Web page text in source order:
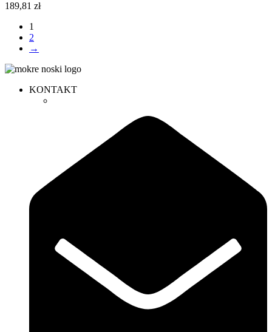
189,81 zł
1
2
→
KONTAKT